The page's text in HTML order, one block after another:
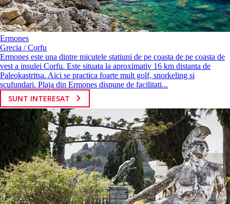
Ermones
Grecia / Corfu
Ermones este una dintre micutele statiuni de pe coasta de pe coasta de
vest a insulei Corfu. Este situata la aproximativ 16 km distanta de
Paleokastritsa. Aici se practica foarte mult golf, snorkeling si
scufundari. Plaja din Ermones dispune de facilitati...
SUNT INTERESAT